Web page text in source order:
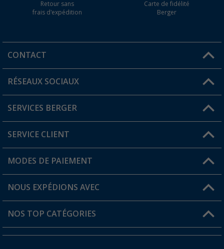
Retour sans
frais d'expédition
Carte de fidélité
Berger
CONTACT
Une question ?
Trouver une magasin
RÉSEAUX SOCIAUX
SERVICES BERGER
Devenir revendeur
Mon compte
Carte de fidélité Berger
SERVICE CLIENT
FAQ et contact
Informations sur l'expédition
Statut de la commande
MODES DE PAIEMENT
NOUS EXPÉDIONS AVEC
NOS TOP CATÉGORIES